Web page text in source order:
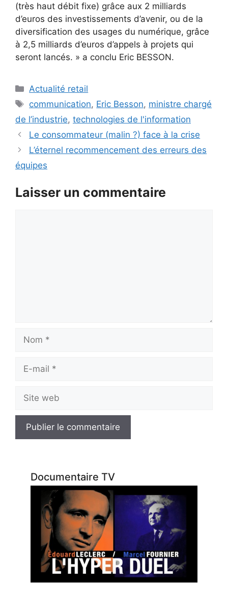
(très haut débit fixe) grâce aux 2 milliards
d’euros des investissements d’avenir, ou de la
diversification des usages du numérique, grâce
à 2,5 milliards d’euros d’appels à projets qui
seront lancés. » a conclu Eric BESSON.
Catégories
Actualité retail
Étiquettes
communication, Eric Besson, ministre chargé
de l’industrie, technologies de l'information
Le consommateur (malin ?) face à la crise
L’éternel recommencement des erreurs des
équipes
Laisser un commentaire
Nom
Site
web
Documentaire TV